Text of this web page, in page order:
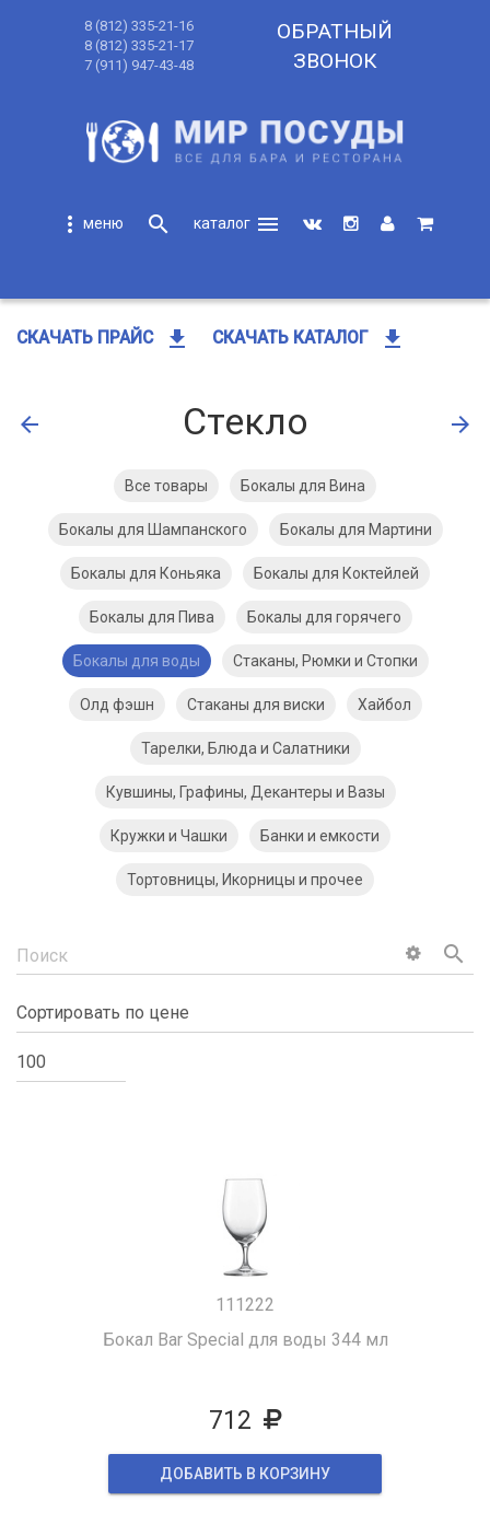
8 (812) 335-21-16
8 (812) 335-21-17
7 (911) 947-43-48
ОБРАТНЫЙ
ЗВОНОК
more_vert search
menu
СКАЧАТЬ ПРАЙС get_app СКАЧАТЬ КАТАЛОГ get_app
arrow_back Стекло arrow_forward
Все товары Бокалы для Вина
Бокалы для Шампанского Бокалы для Мартини
Бокалы для Коньяка Бокалы для Коктейлей
Бокалы для Пива Бокалы для горячего
Бокалы для воды Стаканы, Рюмки и Стопки
Олд фэшн Стаканы для виски Хайбол
Тарелки, Блюда и Салатники
Кувшины, Графины, Декантеры и Вазы
Кружки и Чашки Банки и емкости
Тортовницы, Икорницы и прочее
search
111222
Бокал Bar Special для воды 344 мл
712
ДОБАВИТЬ В КОРЗИНУ